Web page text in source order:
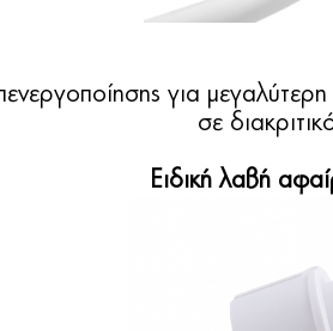
για
σε
Ειδική λαβή